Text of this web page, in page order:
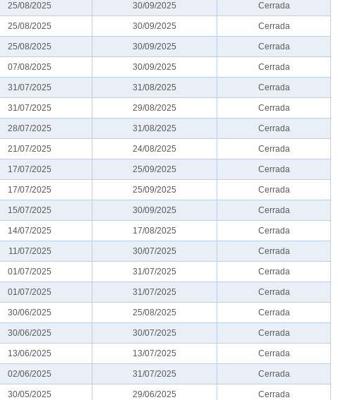
25/08/2025 30/09/2025 Cerrada
25/08/2025 30/09/2025 Cerrada
25/08/2025 30/09/2025 Cerrada
07/08/2025 30/09/2025 Cerrada
31/07/2025 31/08/2025 Cerrada
31/07/2025 29/08/2025 Cerrada
28/07/2025 31/08/2025 Cerrada
21/07/2025 24/08/2025 Cerrada
17/07/2025 25/09/2025 Cerrada
17/07/2025 25/09/2025 Cerrada
15/07/2025 30/09/2025 Cerrada
14/07/2025 17/08/2025 Cerrada
11/07/2025 30/07/2025 Cerrada
01/07/2025 31/07/2025 Cerrada
01/07/2025 31/07/2025 Cerrada
30/06/2025 25/08/2025 Cerrada
30/06/2025 30/07/2025 Cerrada
13/06/2025 13/07/2025 Cerrada
02/06/2025 31/07/2025 Cerrada
30/05/2025 29/06/2025 Cerrada